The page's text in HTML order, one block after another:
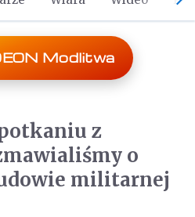
Modlitwa
z
o
militarnej